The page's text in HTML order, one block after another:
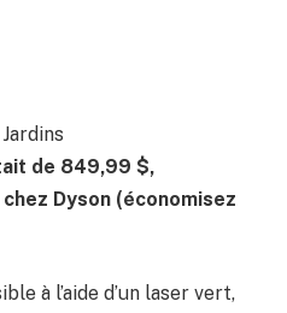
de 849,99 $,
Dyson (économisez
à l’aide d’un laser vert,